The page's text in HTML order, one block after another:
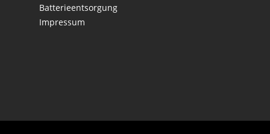
Batterieentsorgung
Impressum